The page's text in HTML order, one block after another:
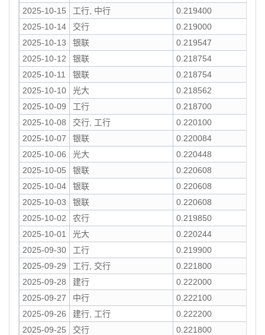
2025-10-15
工行, 中行
0.219400
2025-10-14
交行
0.219000
2025-10-13
银联
0.219547
2025-10-12
银联
0.218754
2025-10-11
银联
0.218754
2025-10-10
光大
0.218562
2025-10-09
工行
0.218700
2025-10-08
交行, 工行
0.220100
2025-10-07
银联
0.220084
2025-10-06
光大
0.220448
2025-10-05
银联
0.220608
2025-10-04
银联
0.220608
2025-10-03
银联
0.220608
2025-10-02
农行
0.219850
2025-10-01
光大
0.220244
2025-09-30
工行
0.219900
2025-09-29
工行, 交行
0.221800
2025-09-28
建行
0.222000
2025-09-27
中行
0.222100
2025-09-26
建行, 工行
0.222200
2025-09-25
交行
0.221800